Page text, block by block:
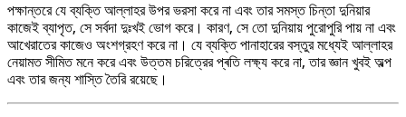
পক্ষান্তরে যে ব্যক্তি আল্লাহর উপর ভরসা করে না এবং তার সমস্ত চিন্তা দুনিয়ার
কাজেই ব্যাপৃত, সে সর্বদা দুঃখই ভোগ করে। কারণ, সে তো দুনিয়ায় পুরোপুরি পায় না এবং
আখেরাতের কাজেও অংশগ্রহণ করে না। যে ব্যক্তি পানাহারের বস্তুর মধ্যেই আল্লাহর
নেয়ামত সীমিত মনে করে এবং উত্তম চরিত্রের প্ৰতি লক্ষ্য করে না, তার জ্ঞান খুবই অল্প
এবং তার জন্য শাস্তি তৈরি রয়েছে।